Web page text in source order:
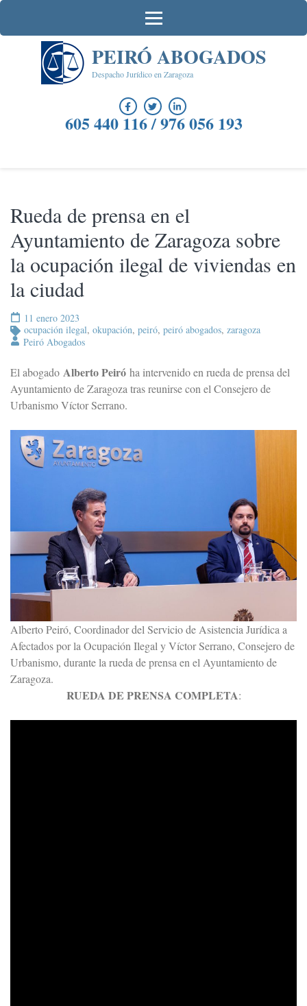
Saltar
contenido
PEIRÓ ABOGADOS
Despacho Jurídico en Zaragoza
605 440 116 / 976 056 193
Rueda de prensa en el
Ayuntamiento de Zaragoza sobre
la ocupación ilegal de viviendas en
la ciudad
11 enero 2023
ocupación ilegal, okupación, peiró, peiró abogados, zaragoza
Peiró Abogados
El abogado Alberto Peiró ha intervenido en rueda de prensa del
Ayuntamiento de Zaragoza tras reunirse con el Consejero de
Urbanismo Víctor Serrano.
Alberto Peiró, Coordinador del Servicio de Asistencia Jurídica a
Afectados por la Ocupación Ilegal y Víctor Serrano, Consejero de
Urbanismo, durante la rueda de prensa en el Ayuntamiento de
Zaragoza.
RUEDA DE PRENSA COMPLETA: